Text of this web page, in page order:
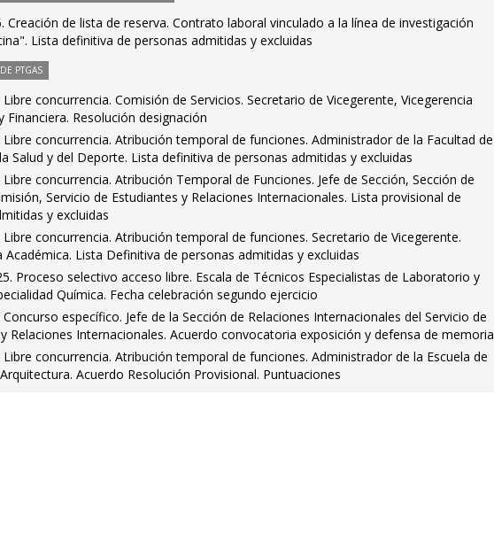
Creación de lista de reserva. Contrato laboral vinculado a la línea de investigación
Lista definitiva de personas admitidas y excluidas
PTGAS
Libre concurrencia. Comisión de Servicios. Secretario de Vicegerente, Vicegerencia
Financiera. Resolución designación
Libre concurrencia. Atribución temporal de funciones. Administrador de la Facultad de
Salud y del Deporte. Lista definitiva de personas admitidas y excluidas
Libre concurrencia. Atribución Temporal de Funciones. Jefe de Sección, Sección de
Servicio de Estudiantes y Relaciones Internacionales. Lista provisional de
y excluidas
Libre concurrencia. Atribución temporal de funciones. Secretario de Vicegerente.
Académica. Lista Definitiva de personas admitidas y excluidas
Proceso selectivo acceso libre. Escala de Técnicos Especialistas de Laboratorio y
Química. Fecha celebración segundo ejercicio
Concurso específico. Jefe de la Sección de Relaciones Internacionales del Servicio de
Relaciones Internacionales. Acuerdo convocatoria exposición y defensa de memoria
Libre concurrencia. Atribución temporal de funciones. Administrador de la Escuela de
Acuerdo Resolución Provisional. Puntuaciones